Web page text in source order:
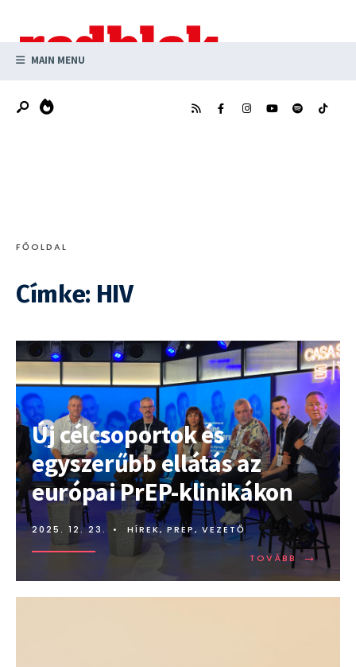
contentMAIN MENU
FŐOLDAL
Címke: HIV
Új célcsoportok és
egyszerűbb ellátás az
európai PrEP-klinikákon
2025. 12. 23. • HÍREK, PREP, VEZETŐ
TOVÁBB →
TOVÁBB:
ÉS